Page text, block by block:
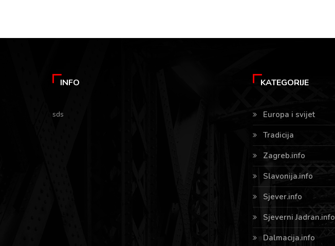
INFO
sds
KATEGORIJE
Europa i svijet
Tradicija
Zagreb.info
Slavonija.info
Sjever.info
Sjeverni Jadran.info
Dalmacija.info